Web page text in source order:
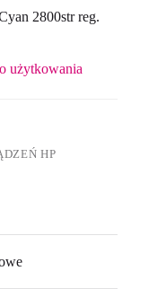
2800str reg.
użytkowania
HP